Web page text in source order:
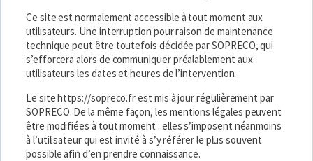
Ce site est normalement accessible à tout moment aux
utilisateurs. Une interruption pour raison de maintenance
technique peut être toutefois décidée par SOPRECO, qui
s’efforcera alors de communiquer préalablement aux
utilisateurs les dates et heures de l’intervention.
Le sitehttps://sopreco.frest mis à jour régulièrement par
SOPRECO. De la même façon, les mentions légales peuvent
être modifiées à tout moment : elles s’imposent néanmoins
à l’utilisateur qui est invité à s’y référer le plus souvent
possible afin d’en prendre connaissance.